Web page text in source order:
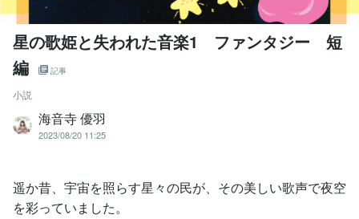
星の歌姫と失われた音楽1 ファンタジー 短
編
記事
小説
海音寺 優羽
2023/08/20 11:25
遥か昔、宇宙を照らす星々の民が、その美しい歌声で夜空
を彩っていました。